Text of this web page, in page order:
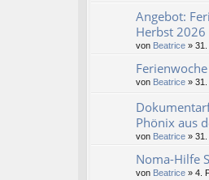
Angebot:
Herbst 2026
von Beatrice »
von Beatrice » 31.
Phönix aus
von Beatrice »
Noma-Hilfe
von Beatrice » 4.